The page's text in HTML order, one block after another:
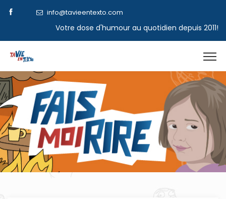
info@tavieentexto.com
Votre dose d'humour au quotidien depuis 2011!